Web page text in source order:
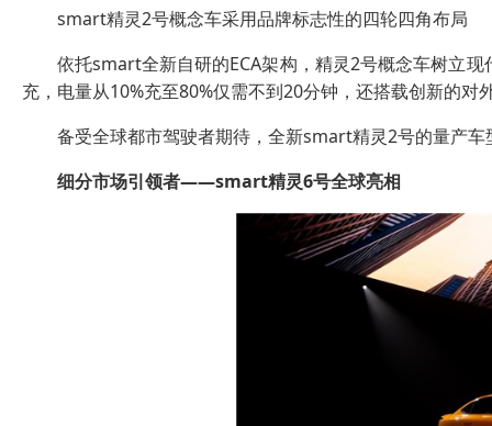
smart精灵2号概念车采用品牌标志性的四轮四角布局
依托smart全新自研的ECA架构，精灵2号概念车树立
充，电量从10%充至80%仅需不到20分钟，还搭载创新的
备受全球都市驾驶者期待，全新smart精灵2号的量产
细分市场引领者——smart精灵6号全球亮相